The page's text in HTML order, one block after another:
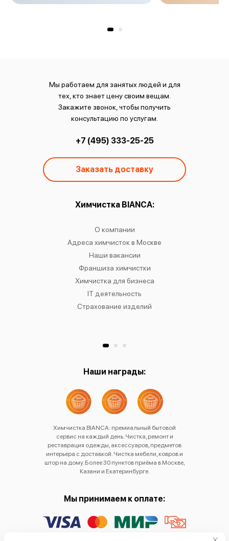
Мы работаем для занятых людей и для
тех, кто знает цену своим вещам.
Закажите звонок, чтобы получить
консультацию по услугам.
+7 (495) 333-25-25
Заказать доставку
Химчистка BIANCA:
О компании
Адреса химчисток в Москве
Наши вакансии
Франшиза химчистки
Химчистка для бизнеса
IT деятельность
Страхование изделий
Наши награды:
Химчистка BIANCA: премиальный бытовой
сервис на каждый день. Чистка, ремонт и
реставрация одежды, аксессуаров, предметов
интерьера с доставкой. Чистка мебели, ковров и
штор на дому. Более 30 пунктов приёма в Москве,
Казани и Екатеринбурге.
Мы принимаем к оплате: